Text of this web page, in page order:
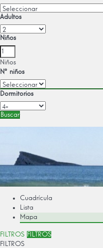
Adultos
Niños
Niños
Nº niños
Dormitorios
Buscar
Cuadrícula
Lista
Mapa
FILTROS FILTROS
FILTROS